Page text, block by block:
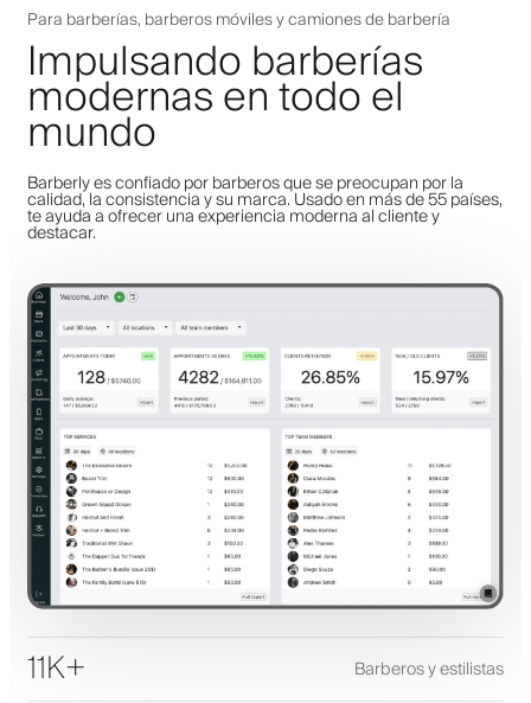
Para barberías, barberos móviles y camiones de barbería
Impulsando barberías
modernas en todo el
mundo
Barberly es confiado por barberos que se preocupan por la
calidad, la consistencia y su marca. Usado en más de 55 países,
te ayuda a ofrecer una experiencia moderna al cliente y
destacar.
11K+ Barberos y estilistas